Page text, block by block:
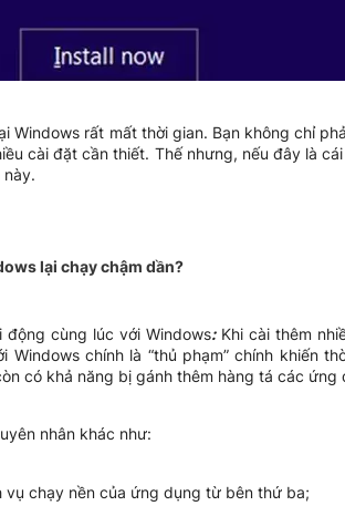
Windows rất mất thời gian. Bạn không chỉ
cài đặt cần thiết. Thế nhưng, nếu đây là
lại chạy chậm dần?
cùng lúc với Windows:Khi cài thêm
Windows chính là “thủ phạm” chính khiến
có khả năng bị gánh thêm hàng tá các
nhân khác như:
vụ chạy nền của ứng dụng từ bên thứ ba;